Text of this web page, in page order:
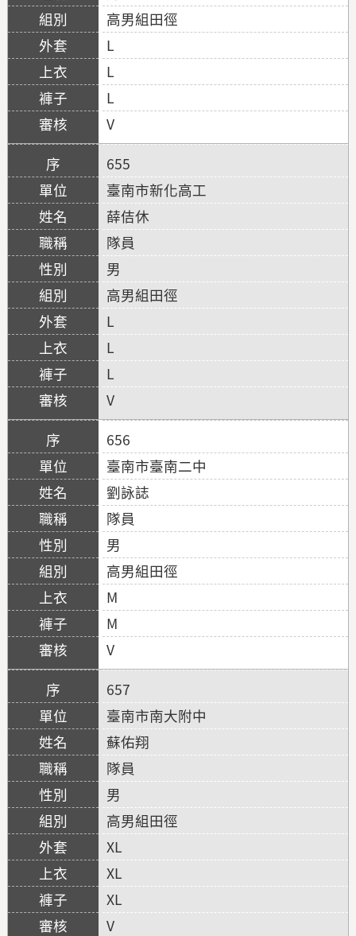
高男組田徑
L
L
L
V
655
臺南市新化高工
薛佶休
隊員
男
高男組田徑
L
L
L
V
656
臺南市臺南二中
劉詠誌
隊員
男
高男組田徑
M
M
V
657
臺南市南大附中
蘇佑翔
隊員
男
高男組田徑
XL
XL
XL
V